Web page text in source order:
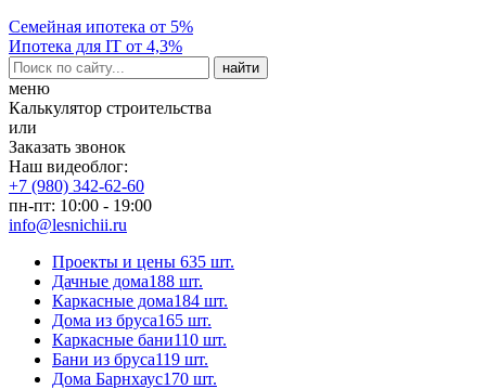
Семейная ипотека от 5%
Ипотека для IT от 4,3%
меню
Калькулятор строительства
или
Заказать звонок
Наш видеоблог:
+7 (980) 342-62-60
пн-пт: 10:00 - 19:00
info@lesnichii.ru
Проекты и цены 635 шт.
Дачные дома188 шт.
Каркасные дома184 шт.
Дома из бруса165 шт.
Каркасные бани110 шт.
Бани из бруса119 шт.
Дома Барнхаус170 шт.